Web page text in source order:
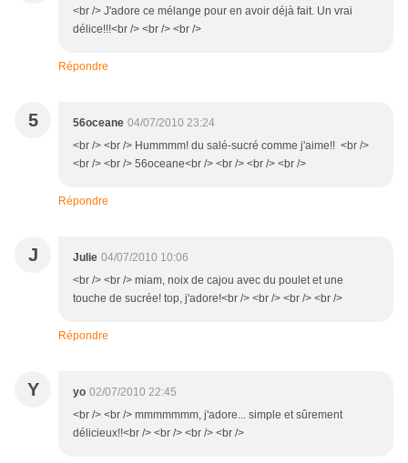
<br /> J'adore ce mélange pour en avoir déjà fait. Un vrai
délice!!!<br /> <br /> <br />
Répondre
5 56oceane 04/07/2010 23:24
<br /> <br /> Hummmm! du salé-sucré comme j'aime!! <br />
<br /> <br /> 56oceane<br /> <br /> <br /> <br />
Répondre
J Julie 04/07/2010 10:06
<br /> <br /> miam, noix de cajou avec du poulet et une
touche de sucrée! top, j'adore!<br /> <br /> <br /> <br />
Répondre
Y yo 02/07/2010 22:45
<br /> <br /> mmmmmmm, j'adore... simple et sûrement
délicieux!!<br /> <br /> <br /> <br />